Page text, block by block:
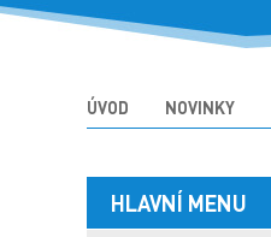
ÚVOD NOVINKY
HLAVNÍ MENU